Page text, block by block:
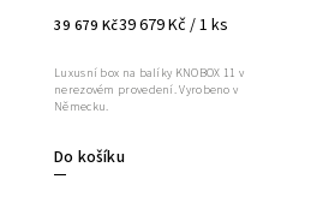
39 679 Kč39 679 Kč / 1 ks
Do košíku
Luxusní box na balíky KNOBOX 11 v
nerezovém provedení. Vyrobeno v
Německu.